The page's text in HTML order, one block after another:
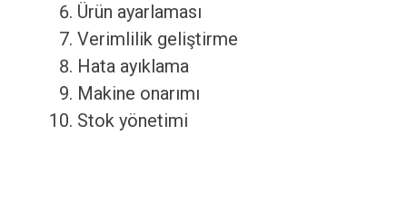
Ürün ayarlaması
Verimlilik geliştirme
Hata ayıklama
Makine onarımı
Stok yönetimi